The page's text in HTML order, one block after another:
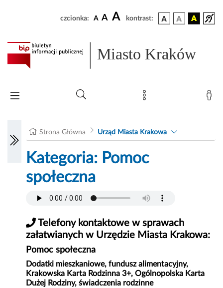
czcionka: A A A kontrast:
Miasto Kraków
Strona Główna Urząd Miasta Krakowa
Kategoria: Pomoc
społeczna
Telefony kontaktowe w sprawach
załatwianych w Urzędzie Miasta Krakowa:
Pomoc społeczna
Dodatki mieszkaniowe, fundusz alimentacyjny,
Krakowska Karta Rodzinna 3+, Ogólnopolska Karta
Dużej Rodziny, świadczenia rodzinne